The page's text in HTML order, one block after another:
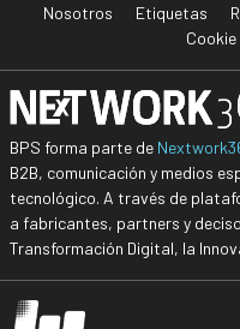
Nosotros Etiquetas
Cookie
BPS forma parte de
B2B, comunicación y medios
tecnológico. A través de
a fabricantes, partners y
Transformación Digital, la